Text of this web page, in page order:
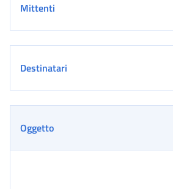
Mittenti
Destinatari
Oggetto